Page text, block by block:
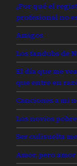
¿Por qué el
profesional no
Amigos
Los fandubs de
El día que me
que entre en
Canciones a mi
Los novios
Ser culisuelta
Amor, pero